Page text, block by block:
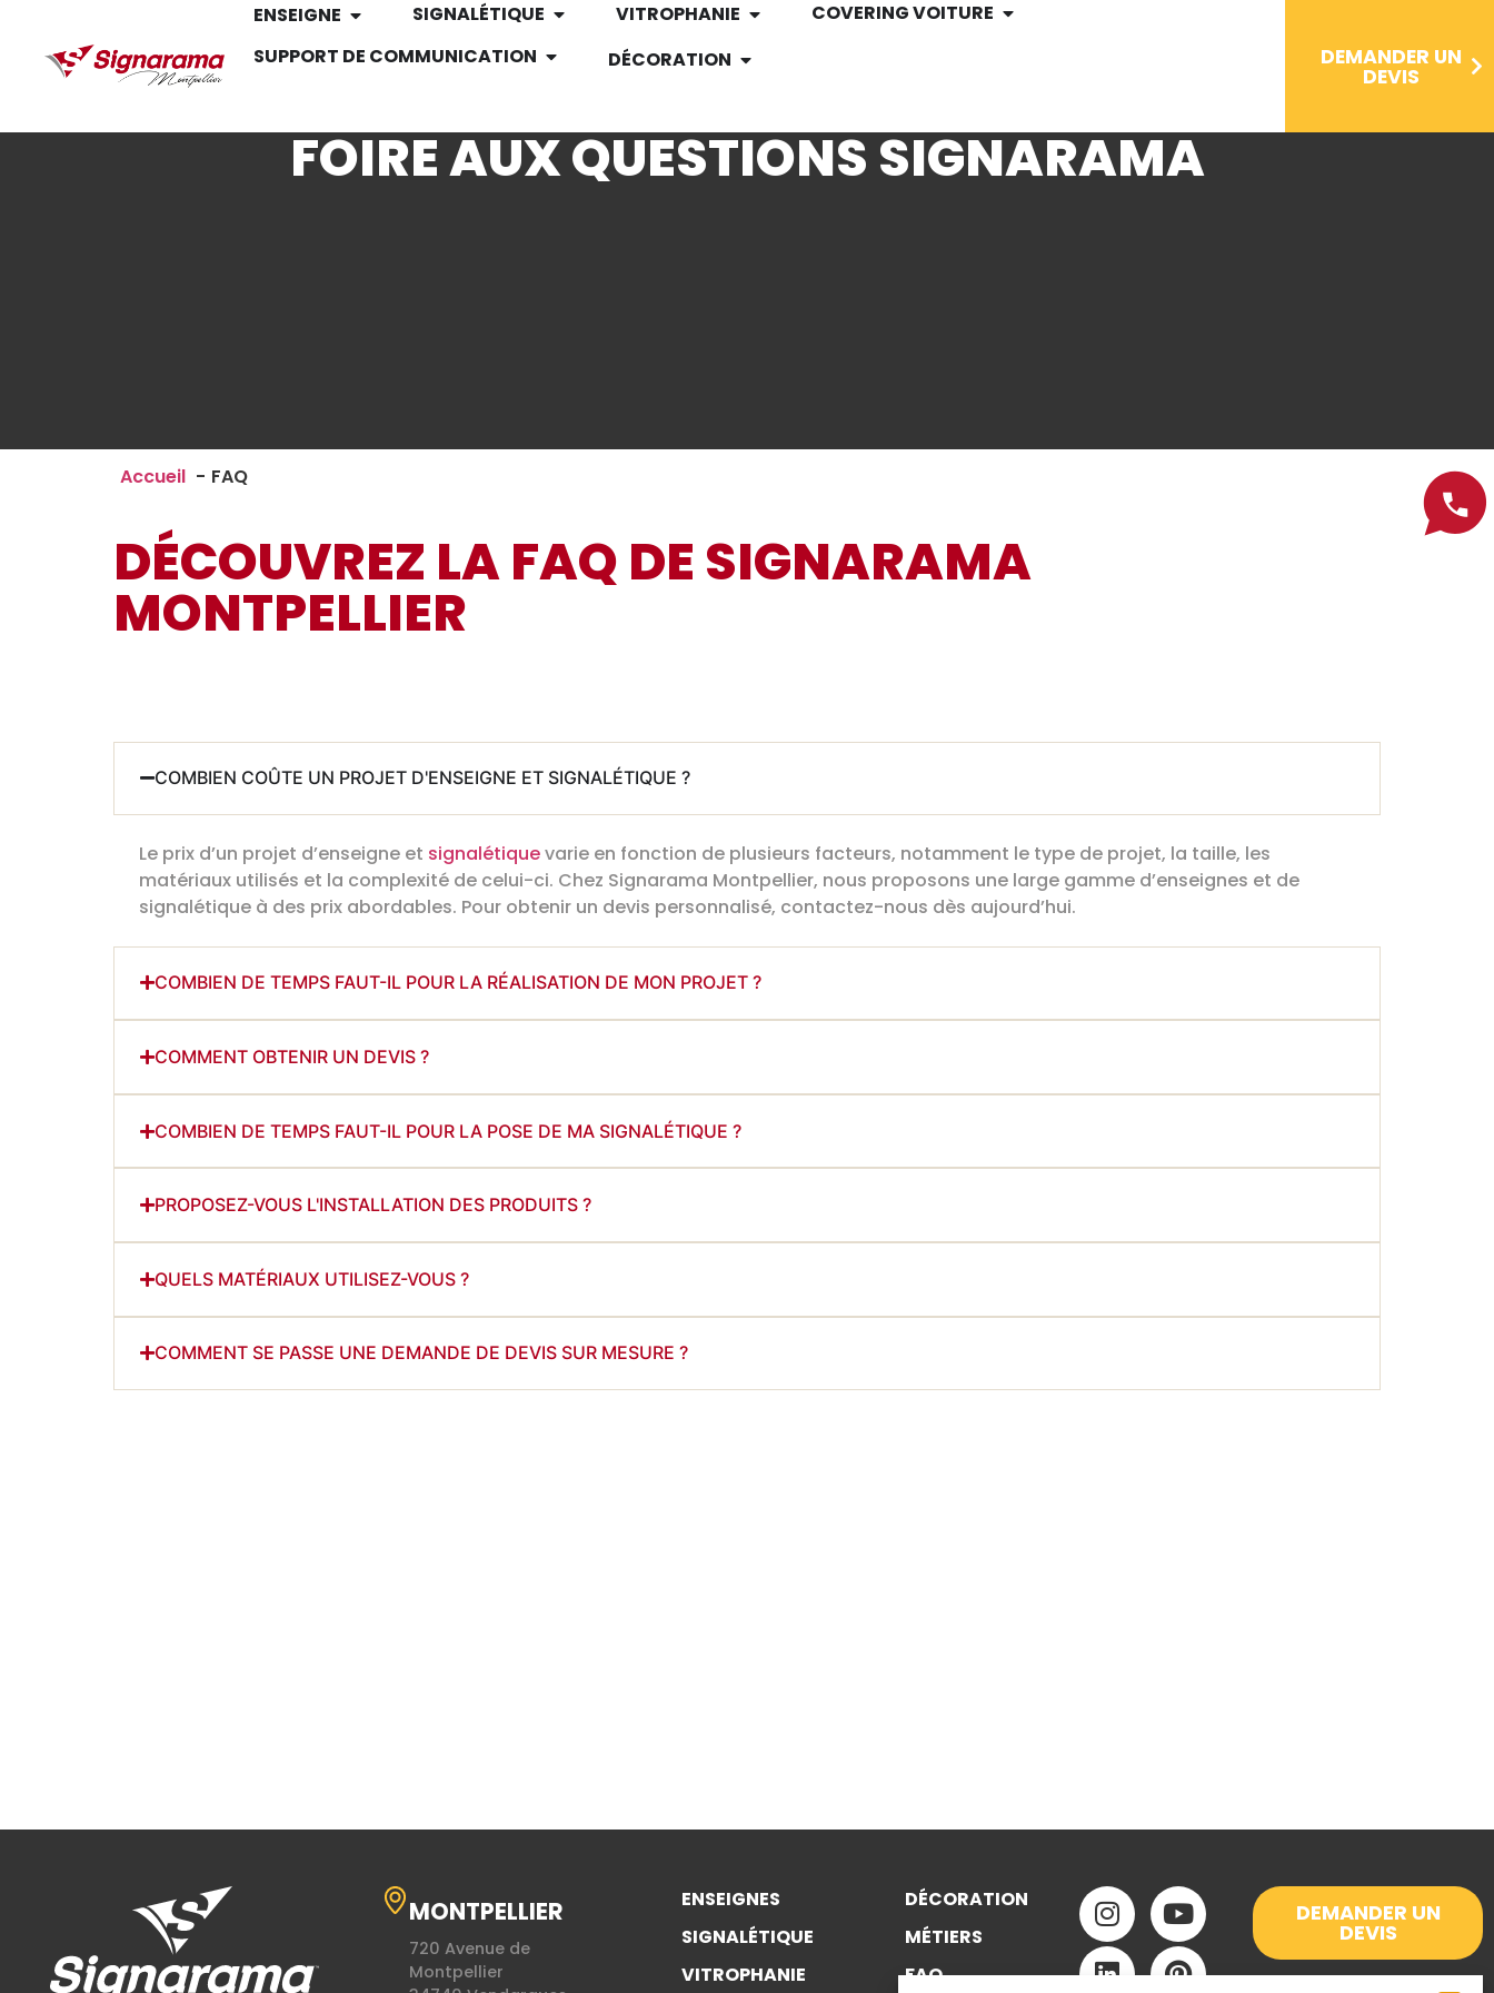
ENSEIGNE SIGNALÉTIQUE VITROPHANIE
COVERING VOITURE
SUPPORT DE COMMUNICATION
DÉCORATION DEMANDER UN
DEVIS
FOIRE AUX QUESTIONS SIGNARAMA
Accueil FAQ
DÉCOUVREZ LA FAQ DE SIGNARAMA
MONTPELLIER
COMBIEN COÛTE UN PROJET D'ENSEIGNE ET SIGNALÉTIQUE ?
Le prix d’un projet d’enseigne et signalétiquevarie en fonction de plusieurs facteurs, notamment le type de projet, la taille, les
matériaux utilisés et la complexité de celui-ci. Chez Signarama Montpellier, nous proposons une large gamme d’enseignes et de
signalétique à des prix abordables. Pour obtenir un devis personnalisé, contactez-nous dès aujourd’hui.
COMBIEN DE TEMPS FAUT-IL POUR LA RÉALISATION DE MON PROJET ?
COMMENT OBTENIR UN DEVIS ?
COMBIEN DE TEMPS FAUT-IL POUR LA POSE DE MA SIGNALÉTIQUE ?
PROPOSEZ-VOUS L'INSTALLATION DES PRODUITS ?
QUELS MATÉRIAUX UTILISEZ-VOUS ?
COMMENT SE PASSE UNE DEMANDE DE DEVIS SUR MESURE ?
MONTPELLIER
720 Avenue de
Montpellier
ENSEIGNES
SIGNALÉTIQUE
VITROPHANIE
DÉCORATION
MÉTIERS
FAQ
DEMANDER UN
DEVIS